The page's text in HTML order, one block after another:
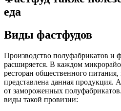
еда
Виды фастфудов
Производство полуфабрикатов и
расширяется. В каждом
ресторан общественного
представлена данная продукция.
от замороженных
виды такой провизии: